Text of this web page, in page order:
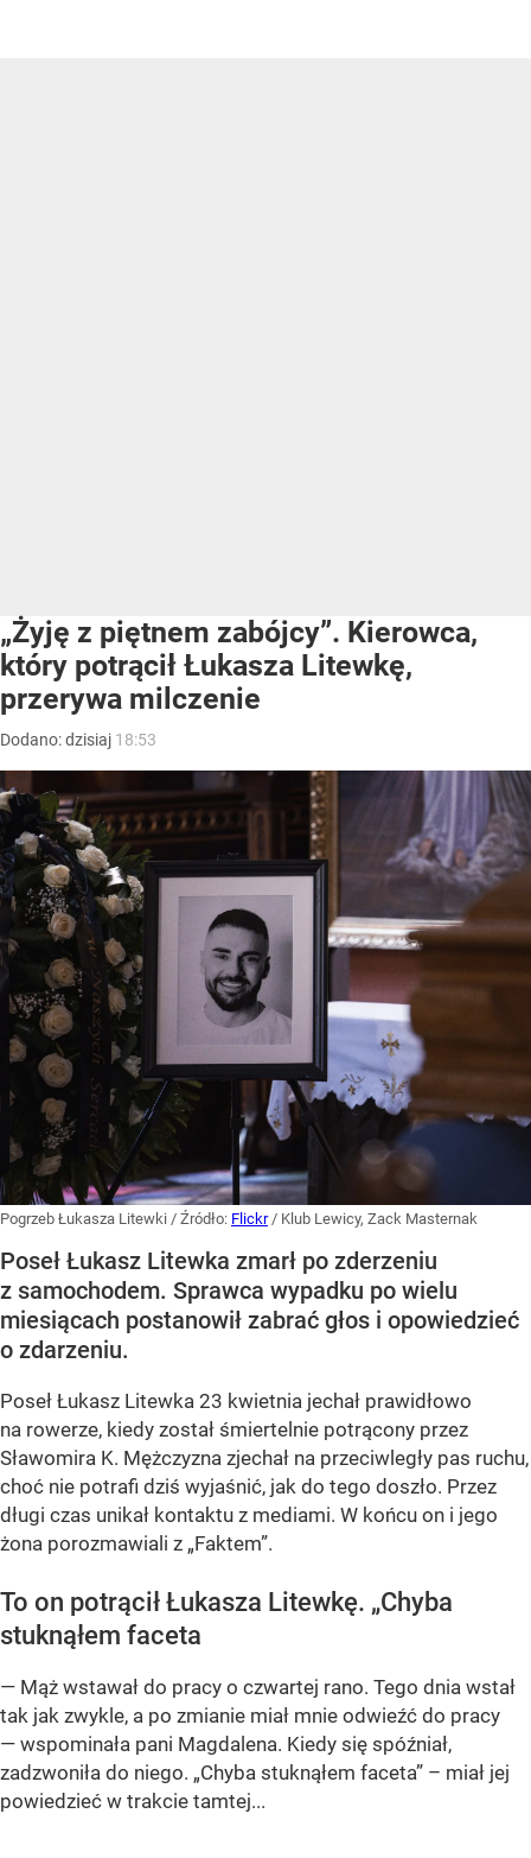
„Żyję z piętnem zabójcy”. Kierowca,
który potrącił Łukasza Litewkę,
przerywa milczenie
Dodano:dzisiaj 18:53
Pogrzeb Łukasza Litewki / Źródło: Flickr / Klub Lewicy, Zack Masternak
Poseł Łukasz Litewka zmarł po zderzeniu
z samochodem. Sprawca wypadku po wielu
miesiącach postanowił zabrać głos i opowiedzieć
o zdarzeniu.
Poseł Łukasz Litewka 23 kwietnia jechał prawidłowo
na rowerze, kiedy został śmiertelnie potrącony przez
Sławomira K. Mężczyzna zjechał na przeciwległy pas ruchu,
choć nie potrafi dziś wyjaśnić, jak do tego doszło. Przez
długi czas unikał kontaktu z mediami. W końcu on i jego
żona porozmawiali z „Faktem”.
To on potrącił Łukasza Litewkę. „Chyba
stuknąłem faceta
— Mąż wstawał do pracy o czwartej rano. Tego dnia wstał
tak jak zwykle, a po zmianie miał mnie odwieźć do pracy
— wspominała pani Magdalena. Kiedy się spóźniał,
zadzwoniła do niego. „Chyba stuknąłem faceta” – miał jej
powiedzieć w trakcie tamtej...